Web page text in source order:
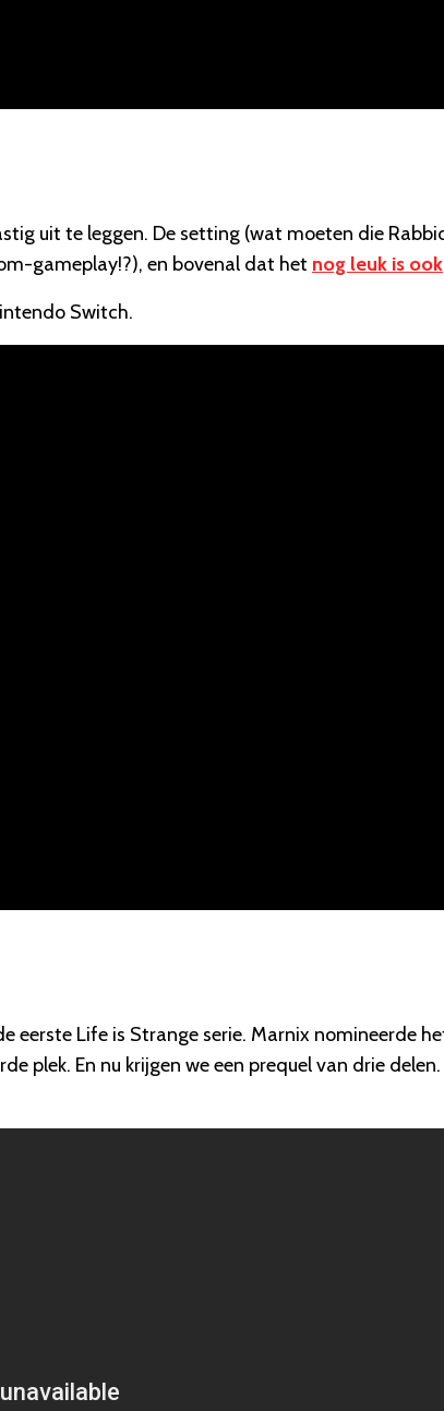
uit te leggen. De setting (wat moeten die
gameplay!?), en bovenal dat het nog leuk is ook
Switch.
eerste Life is Strange serie. Marnix nomineerde
plek. En nu krijgen we een prequel van drie